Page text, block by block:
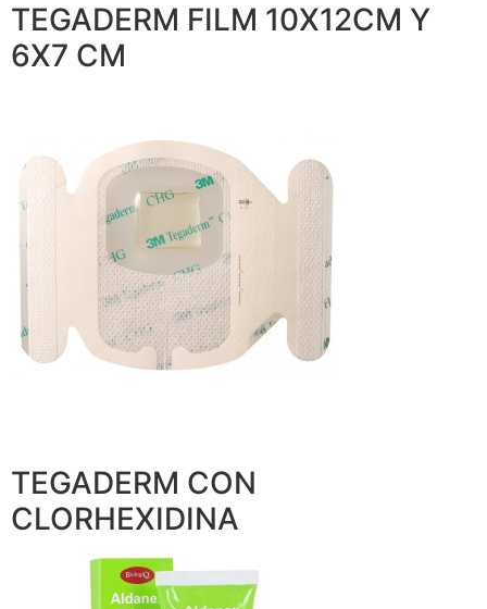
TEGADERM FILM 10X12CM Y
6X7 CM
TEGADERM CON
CLORHEXIDINA